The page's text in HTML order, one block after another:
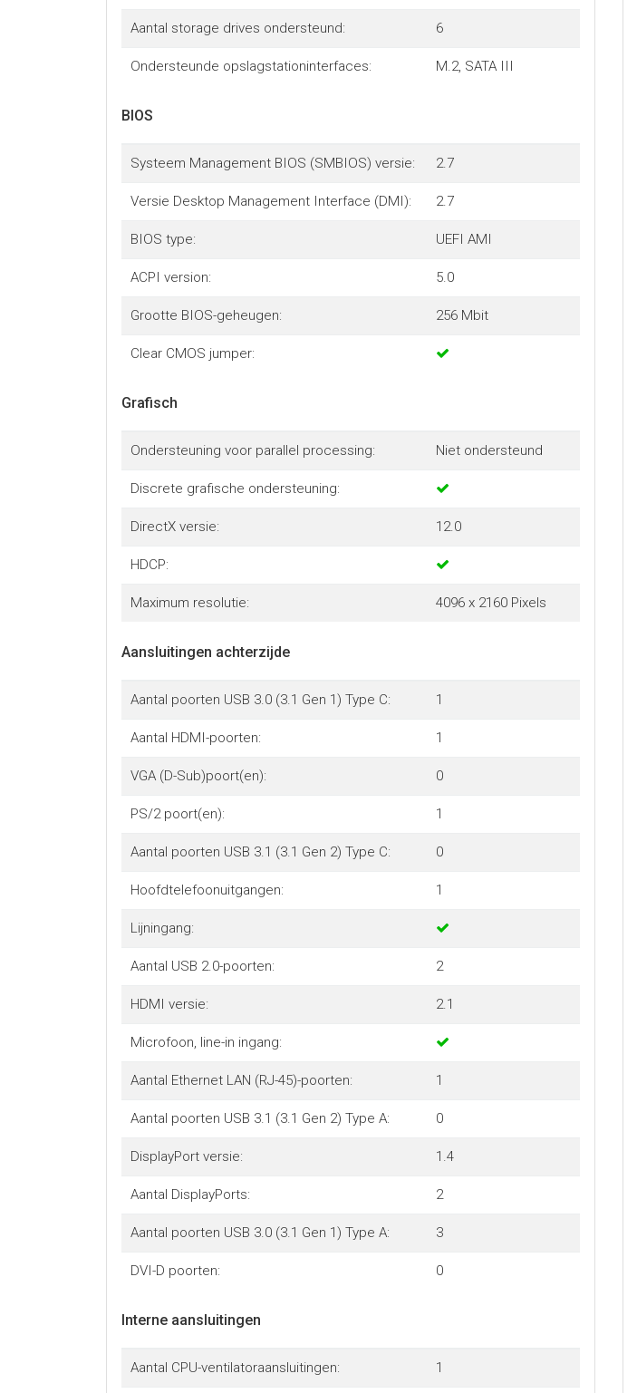
Aantal storage drives ondersteund: 6
Ondersteunde opslagstationinterfaces: M.2, SATA III
BIOS
Systeem Management BIOS (SMBIOS) versie: 2.7
Versie Desktop Management Interface (DMI): 2.7
BIOS type: UEFI AMI
ACPI version: 5.0
Grootte BIOS-geheugen: 256 Mbit
Clear CMOS jumper:
Grafisch
Ondersteuning voor parallel processing: Niet ondersteund
Discrete grafische ondersteuning:
DirectX versie: 12.0
HDCP:
Maximum resolutie: 4096 x 2160 Pixels
Aansluitingen achterzijde
Aantal poorten USB 3.0 (3.1 Gen 1) Type C: 1
Aantal HDMI-poorten: 1
VGA (D-Sub)poort(en): 0
PS/2 poort(en): 1
Aantal poorten USB 3.1 (3.1 Gen 2) Type C: 0
Hoofdtelefoonuitgangen: 1
Lijningang:
Aantal USB 2.0-poorten: 2
HDMI versie: 2.1
Microfoon, line-in ingang:
Aantal Ethernet LAN (RJ-45)-poorten: 1
Aantal poorten USB 3.1 (3.1 Gen 2) Type A: 0
DisplayPort versie: 1.4
Aantal DisplayPorts: 2
Aantal poorten USB 3.0 (3.1 Gen 1) Type A: 3
DVI-D poorten: 0
Interne aansluitingen
Aantal CPU-ventilatoraansluitingen: 1